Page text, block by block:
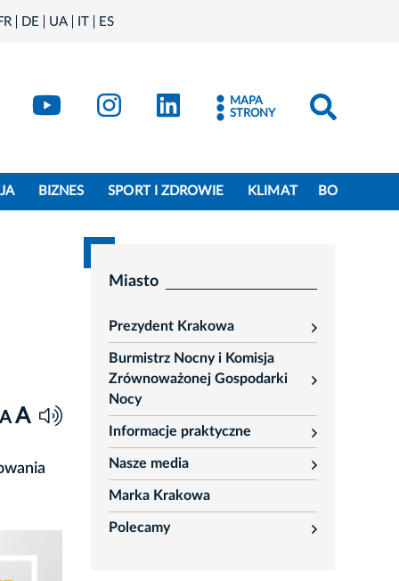
DE UA IT ES
Kraków - X
Kraków - YouTube
Kraków - Instagram
Kraków - LinkedIn
MAPA
STRONY
BIZNES SPORT I ZDROWIE KLIMAT BO
A A
Miasto
Prezydent Krakowa
rozwiń
Burmistrz Nocny i Komisja
Zrównoważonej Gospodarki
Nocy
rozwiń
Informacje praktyczne
rozwiń
Nasze media
rozwiń
Marka Krakowa
Polecamy
rozwiń